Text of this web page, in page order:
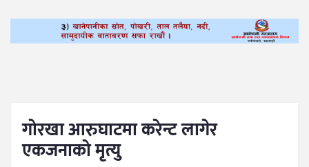
गोरखा आरुघाटमा करेन्ट लागेर
एकजनाको मृत्यु